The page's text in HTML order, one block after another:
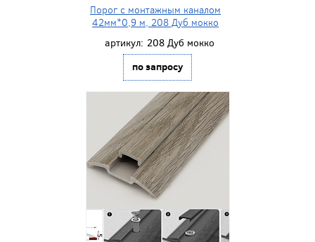
Порог с монтажным каналом
42мм*0,9 м, 208 Дуб мокко
артикул: 208 Дуб мокко
по запросу